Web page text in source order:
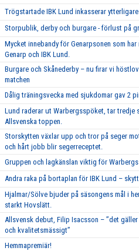
Trögstartade IBK Lund inkasserar
Storpublik, derby och burgare - förlust på
Mycket innebandy för Genarpsonen som
Genarp och IBK Lund.
Burgare och Skånederby – nu firar vi
matchen
Dålig träningsvecka med sjukdomar gav 2
Lund raderar ut Warbergsspöket, tar tredje
Allsvenska toppen.
Storskytten växlar upp och tror på seger
och hårt jobb blir segerreceptet.
Gruppen och lagkänslan viktig för
Andra raka på bortaplan för IBK Lund –
Hjalmar/Sölve bjuder på säsongens mål i
starkt Hovslätt.
Allsvensk debut, Filip Isacsson – ’’det
och kvalitetsmässigt’’
Hemmapremiär!